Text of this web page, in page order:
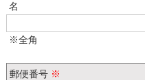
名
※全角
郵便番号 ※